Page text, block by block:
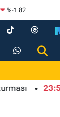
%-1.82
23:58